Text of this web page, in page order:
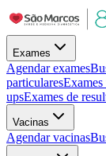
Exames
Agendar exames
particulares
upsExames de
Vacinas
Agendar vacinas